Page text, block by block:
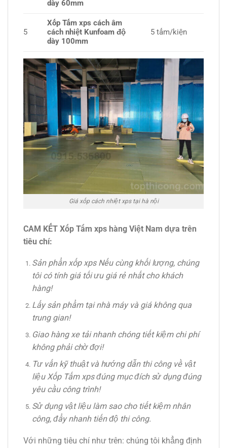
dày 60mm
5
Xốp Tấm xps cách âm
cách nhiệt Kunfoam độ
dày 100mm
5 tấm/kiện
Giá xốp cách nhiệt xps tại hà nội
CAM KẾT Xốp Tấm xps hàng Việt Nam dựa trên
tiêu chí:
Sản phẩn xốp xps Nếu cùng khối lượng, chúng
tôi có tính giá tối ưu giá rẻ nhất cho khách
hàng!
Lấy sản phẩm tại nhà máy và giá không qua
trung gian!
Giao hàng xe tải nhanh chóng tiết kiệm chi phí
không phải chờ đợi!
Tư vấn kỹ thuật và hướng dẫn thi công về vật
liệu Xốp Tấm xps đúng mục đích sử dụng đúng
yêu cầu công trình!
Sử dụng vật liệu làm sao cho tiết kiệm nhân
công, đẩy nhanh tiến độ thi công.
Với những tiêu chí như trên: chúng tôi khẳng định